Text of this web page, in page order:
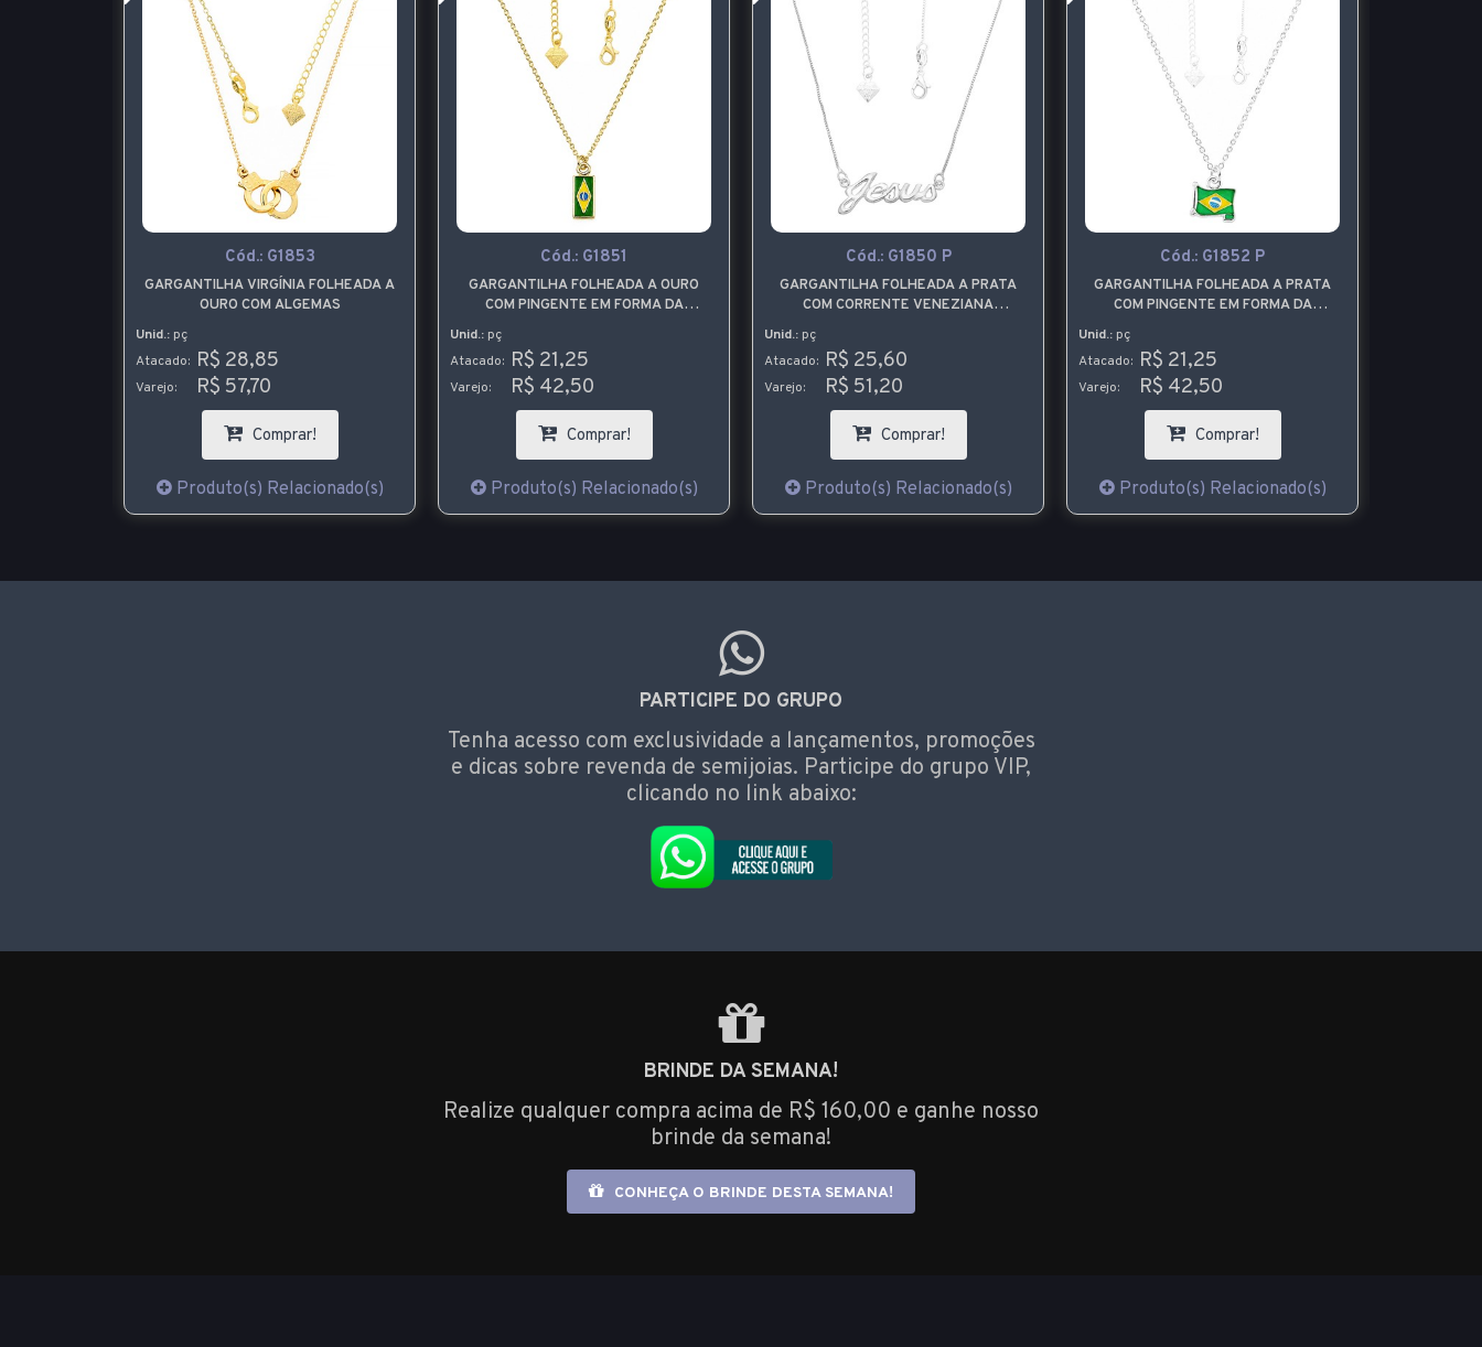
Cód.: G1853
GARGANTILHA VIRGÍNIA FOLHEADA A
OURO COM ALGEMAS
Unid.: pç
Atacado: R$ 28,85
Varejo: R$ 57,70
Comprar!
Produto(s) Relacionado(s)
Cód.: G1851
GARGANTILHA FOLHEADA A OURO
COM PINGENTE EM FORMA DA
Unid.: pç
Atacado: R$ 21,25
Varejo: R$ 42,50
Comprar!
Produto(s) Relacionado(s)
Cód.: G1850 P
GARGANTILHA FOLHEADA A PRATA
COM CORRENTE VENEZIANA
Unid.: pç
Atacado: R$ 25,60
Varejo: R$ 51,20
Comprar!
Produto(s) Relacionado(s)
Cód.: G1852 P
GARGANTILHA FOLHEADA A PRATA
COM PINGENTE EM FORMA DA
Unid.: pç
Atacado: R$ 21,25
Varejo: R$ 42,50
Comprar!
Produto(s) Relacionado(s)
PARTICIPE DO GRUPO
Tenha acesso com exclusividade a lançamentos, promoções
e dicas sobre revenda de semijoias. Participe do grupo VIP,
clicando no link abaixo:
BRINDE DA SEMANA!
Realize qualquer compra acima de R$ 160,00 e ganhe nosso
brinde da semana!
CONHEÇA O BRINDE DESTA SEMANA!